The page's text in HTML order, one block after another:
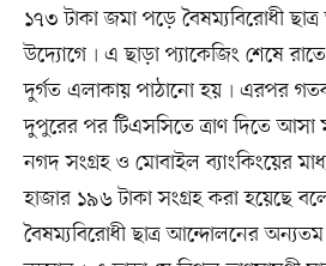
১৭৩ টাকা জমা পড়ে বৈষম্যবিরোধী
উদ্যোগে৷ এ ছাড়া প্যাকেজিং শেষে
দুর্গত এলাকায় পাঠানো হয়৷ এরপর
দুপুরের পর টিএসসিতে ত্রাণ দিতে
নগদ সংগ্রহ ও মোবাইল ব্যাংকিংয়ের
হাজার ১৯৬ টাকা সংগ্রহ করা হয়েছে
বৈষম্যবিরোধী ছাত্র আন্দোলনের